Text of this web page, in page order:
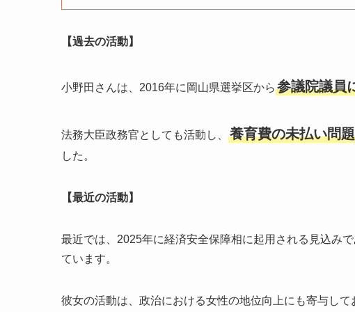
【過去の活動】
小野田さんは、2016年に岡山県選挙区から 参議院議員
法務大臣政務官としても活動し、 養育費の未払い問題
した。
【最近の活動】
最近では、2025年に経済安全保障相に起用される見込み
ています。
彼女の活動は、政治における女性の地位向上にも寄与して